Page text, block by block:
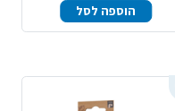
הוספה לסל